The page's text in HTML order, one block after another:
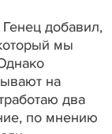
добавил,
мы
на
два
по мнению